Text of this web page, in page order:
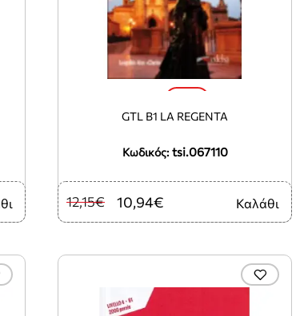
Κωδικός: tsi.067110
GTL B1 LA REGENTA
10,94€
12,15€ Καλάθι